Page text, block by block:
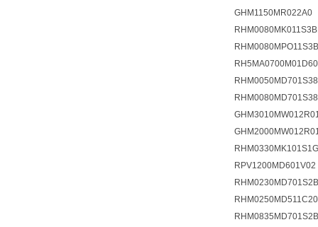
GHM1150MR022A0
RPV1200MD601V02